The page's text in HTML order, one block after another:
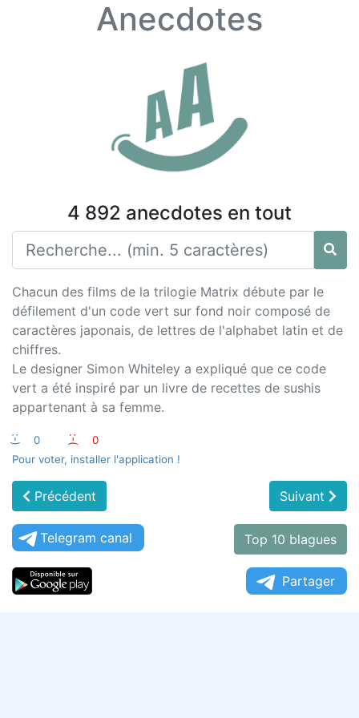
Anecdotes
4 892 anecdotes en tout
Chacun des films de la trilogie Matrix débute par le
défilement d'un code vert sur fond noir composé de
caractères japonais, de lettres de l'alphabet latin et de
chiffres.
Le designer Simon Whiteley a expliqué que ce code
vert a été inspiré par un livre de recettes de sushis
appartenant à sa femme.
:-) 0 :-(
0
Pour voter, installer l'application !
Précédent Suivant
Telegram canal Top 10 blagues
Partager